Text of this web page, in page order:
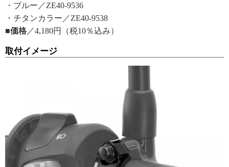
・ブルー／ZE40-9536
・チタンカラー／ZE40-9538
■価格 ／4,180円（税10％込み）
取付イメージ